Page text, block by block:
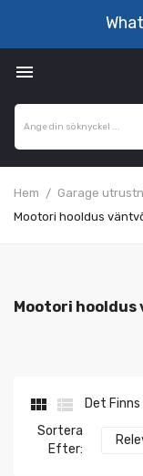

Hem Garage
Mootori hooldus
Mootori hooldus
 
Det
Sortera
Efter: